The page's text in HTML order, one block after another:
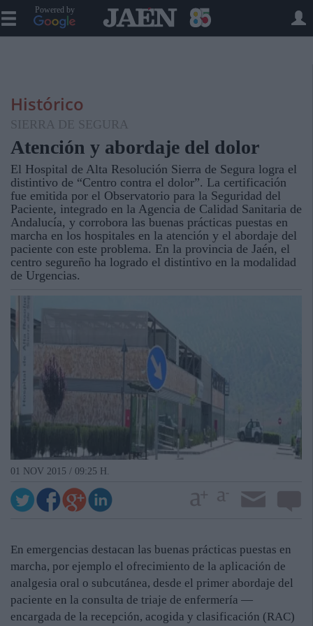
Powered by
Histórico
SIERRA DE SEGURA
Atención y abordaje del dolor
El Hospital de Alta Resolución Sierra de Segura logra el
distintivo de “Centro contra el dolor”. La certificación
fue emitida por el Observatorio para la Seguridad del
Paciente, integrado en la Agencia de Calidad Sanitaria de
Andalucía, y corrobora las buenas prácticas puestas en
marcha en los hospitales en la atención y el abordaje del
paciente con este problema. En la provincia de Jaén, el
centro segureño ha logrado el distintivo en la modalidad
de Urgencias.
01 NOV 2015 / 09:25 H.
En emergencias destacan las buenas prácticas puestas en
marcha, por ejemplo el ofrecimiento de la aplicación de
analgesia oral o subcutánea, desde el primer abordaje del
paciente en la consulta de triaje de enfermería —
encargada de la recepción, acogida y clasificación (RAC)